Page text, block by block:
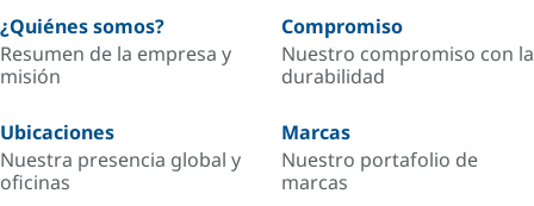
¿Quiénes somos?
Resumen de la empresa y
misión
Compromiso
Nuestro compromiso con la
durabilidad
Ubicaciones
Nuestra presencia global y
oficinas
Marcas
Nuestro portafolio de
marcas